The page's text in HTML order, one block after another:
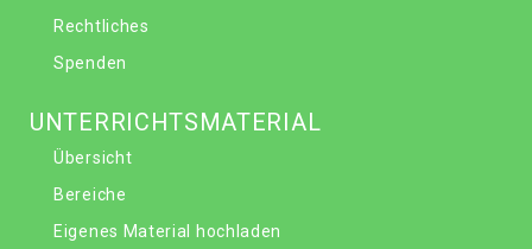
Rechtliches
Spenden
UNTERRICHTSMATERIAL
Übersicht
Bereiche
Eigenes Material hochladen